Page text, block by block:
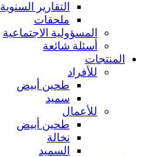
التقارير السنوية
ملحقات
المسؤولية الاجتماعية
أسئلة شائعة
المنتجات
للأفراد
طحين أبيض
سميد
للأعمال
طحين أبيض
نخالة
السميد